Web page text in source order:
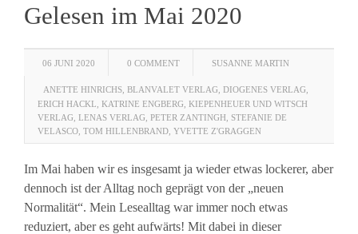
Gelesen im Mai 2020
06 JUNI 2020 0 COMMENT SUSANNE MARTIN
ANETTE HINRICHS BLANVALET VERLAG DIOGENES VERLAG
ERICH HACKL KATRINE ENGBERG KIEPENHEUER UND WITSCH
VERLAG LENAS VERLAG PETER ZANTINGH STEFANIE DE
VELASCO TOM HILLENBRAND YVETTE Z'GRAGGEN
Im Mai haben wir es insgesamt ja wieder etwas lockerer, aber
dennoch ist der Alltag noch geprägt von der „neuen
Normalität“. Mein Lesealltag war immer noch etwas
reduziert, aber es geht aufwärts! Mit dabei in dieser